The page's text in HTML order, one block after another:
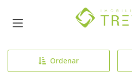
Página inicial
Ordenar